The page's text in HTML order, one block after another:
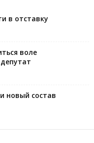
в отставку
воле
новый состав